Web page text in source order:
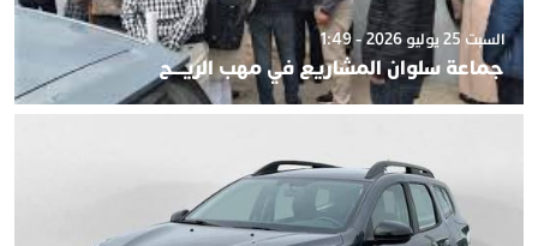
السبت 25 يوليو 2026 - 1:49
جماعة سلوان المشاريع في مهب الريـــح